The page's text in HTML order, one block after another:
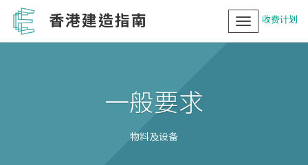
香港建造指南 收费计划
Toggle
navigation
一般要求
物料及设备